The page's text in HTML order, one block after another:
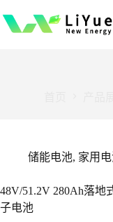
过
储能电池, 家用
48V/51.2V 280Ah落地
子电池